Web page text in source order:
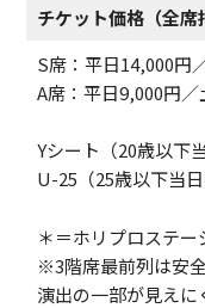
チケット価格（全席
S席：平日14,000円
A席：平日9,000円
Yシート（20歳以下
U-25（25歳以下当
＊＝ホリプロステー
※3階席最前列は安
演出の一部が見え